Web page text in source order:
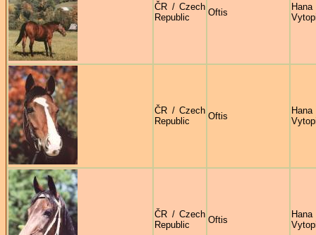
ČR / Czech
Republic
Oftis
Hana
ČR / Czech
Republic
Oftis
Hana
ČR / Czech
Republic
Oftis
Hana